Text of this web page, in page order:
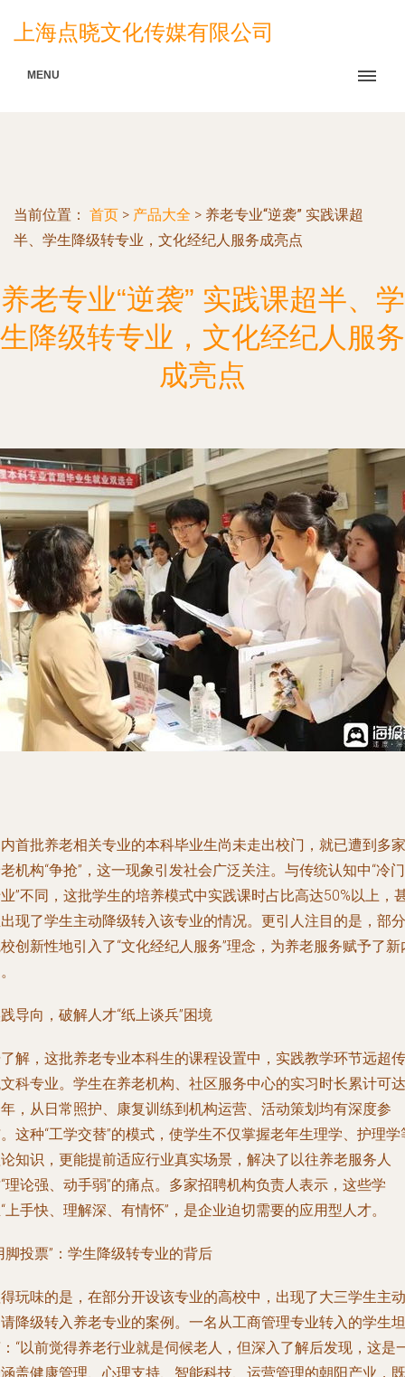
上海点晓文化传媒有限公司
MENU
当前位置： 首页 > 产品大全 > 养老专业“逆袭” 实践课超
半、学生降级转专业，文化经纪人服务成亮点
养老专业“逆袭” 实践课超半、学
生降级转专业，文化经纪人服务
成亮点
首批养老相关专业的本科毕业生尚未走出校门，就已遭到多家
机构“争抢”，这一现象引发社会广泛关注。与传统认知中“冷门
”不同，这批学生的培养模式中实践课时占比高达50%以上，
现了学生主动降级转入该专业的情况。更引人注目的是，部分
创新性地引入了“文化经纪人服务”理念，为养老服务赋予了新
导向，破解人才“纸上谈兵”困境
解，这批养老专业本科生的课程设置中，实践教学环节远超传
科专业。学生在养老机构、社区服务中心的实习时长累计可达
，从日常照护、康复训练到机构运营、活动策划均有深度参
这种“工学交替”的模式，使学生不仅掌握老年生理学、护理学
知识，更能提前适应行业真实场景，解决了以往养老服务人
理论强、动手弱”的痛点。多家招聘机构负责人表示，这些学
上手快、理解深、有情怀”，是企业迫切需要的应用型人才。
脚投票”：学生降级转专业的背后
玩味的是，在部分开设该专业的高校中，出现了大三学生主动
降级转入养老专业的案例。一名从工商管理专业转入的学生坦
“以前觉得养老行业就是伺候老人，但深入了解后发现，这是
盖健康管理、心理支持、智能科技、运营管理的朝阳产业，既